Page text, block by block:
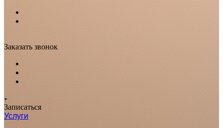
Заказать звонок
Записаться
Услуги